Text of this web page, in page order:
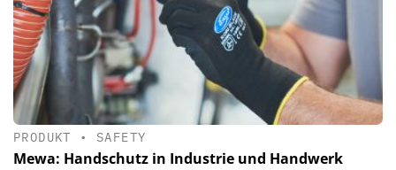
PRODUKT • SAFETY
Mewa: Handschutz in Industrie und Handwerk